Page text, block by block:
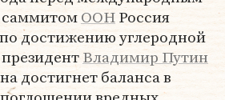
ООНРоссия
достижению углеродной
Владимир Путин
достигнет баланса в